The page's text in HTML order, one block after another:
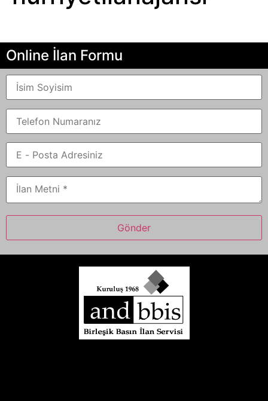
Online İlan Formu